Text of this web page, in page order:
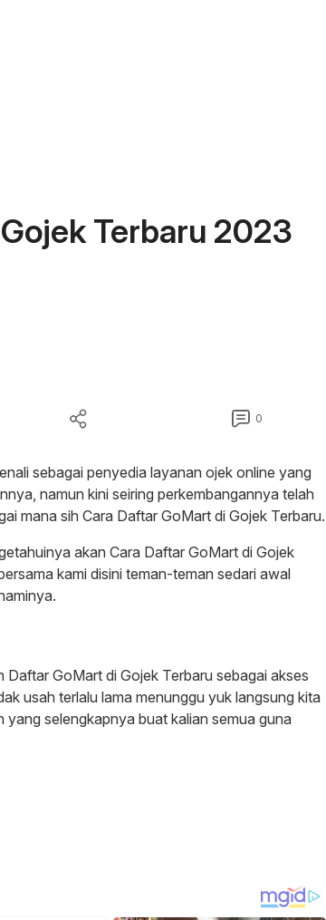
Terbaru 2023
0
sebagai penyedia layanan ojek online yang
namun kini seiring perkembangannya telah
mana sih Cara Daftar GoMart di Gojek Terbaru.
akan Cara Daftar GoMart di Gojek
kami disini teman-teman sedari awal
GoMart di Gojek Terbaru sebagai akses
usah terlalu lama menunggu yuk langsung kita
selengkapnya buat kalian semua guna